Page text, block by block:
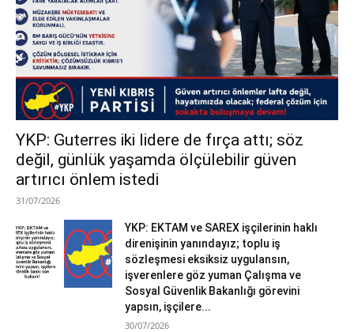
YKP: Guterres iki lidere de fırça attı; söz
değil, günlük yaşamda ölçülebilir güven
artırıcı önlem istedi
31/07/2026
YKP: EKTAM ve SAREX işçilerinin haklı
direnişinin yanındayız; toplu iş
sözleşmesi eksiksiz uygulansın,
işverenlere göz yuman Çalışma ve
Sosyal Güvenlik Bakanlığı görevini
yapsın, işçilere...
30/07/2026